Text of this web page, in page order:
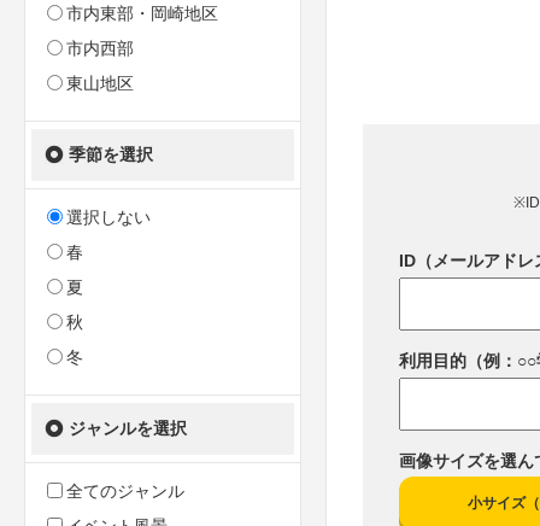
市内東部・岡崎地区
市内西部
東山地区
季節を選択
選択しない
春
夏
秋
冬
ジャンルを選択
全てのジャンル
※ID
ID（メールアドレ
利用目的（例：
画像サイズを選ん
小サイズ